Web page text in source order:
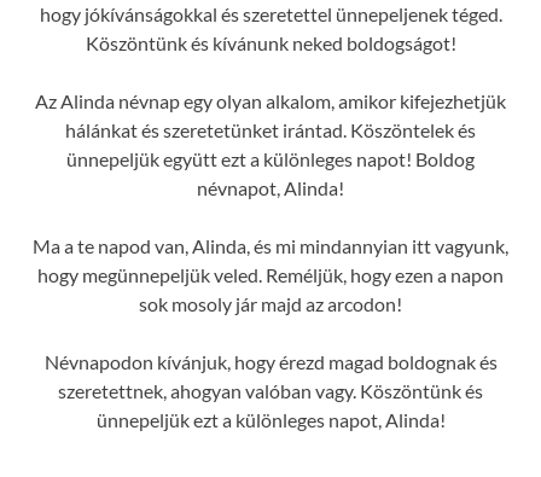
hogy jókívánságokkal és szeretettel ünnepeljenek téged.
Köszöntünk és kívánunk neked boldogságot!
Az Alinda névnap egy olyan alkalom, amikor kifejezhetjük
hálánkat és szeretetünket irántad. Köszöntelek és
ünnepeljük együtt ezt a különleges napot! Boldog
névnapot, Alinda!
Ma a te napod van, Alinda, és mi mindannyian itt vagyunk,
hogy megünnepeljük veled. Reméljük, hogy ezen a napon
sok mosoly jár majd az arcodon!
Névnapodon kívánjuk, hogy érezd magad boldognak és
szeretettnek, ahogyan valóban vagy. Köszöntünk és
ünnepeljük ezt a különleges napot, Alinda!